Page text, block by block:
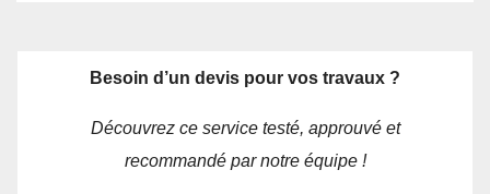
Besoin d’un devis pour vos travaux ?
Découvrez ce service testé, approuvé et
recommandé par notre équipe !